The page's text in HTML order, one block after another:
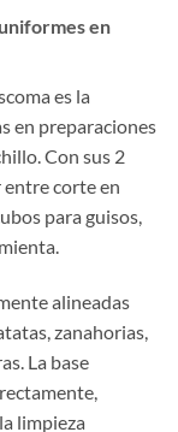
en
es la
en preparaciones
Con sus 2
corte en
para guisos,
alineadas
zanahorias,
La base
limpieza